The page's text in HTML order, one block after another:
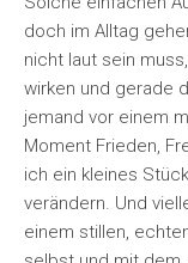
doch im Alltag
nicht laut sein
wirken und gerade
jemand vor einem
Moment Frieden,
ich ein kleines
verändern. Und
einem stillen,